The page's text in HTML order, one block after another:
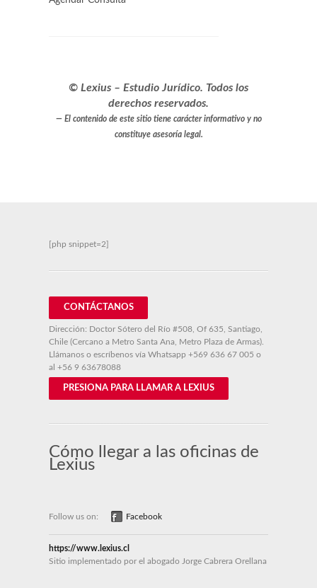
© Lexius – Estudio Jurídico. Todos los
derechos reservados.
El contenido de este sitio tiene carácter informativo y no
constituye asesoría legal.
[php snippet=2]
CONTÁCTANOS
Dirección: Doctor Sótero del Río #508, Of 635, Santiago,
Chile (Cercano a Metro Santa Ana, Metro Plaza de Armas).
Llámanos o escríbenos vía Whatsapp +569 636 67 005 o
al +56 9 63678088
PRESIONA PARA LLAMAR A LEXIUS
Cómo llegar a las oficinas de
Lexius
Follow us on: Facebook
https://www.lexius.cl
Sitio implementado por el abogado Jorge Cabrera Orellana